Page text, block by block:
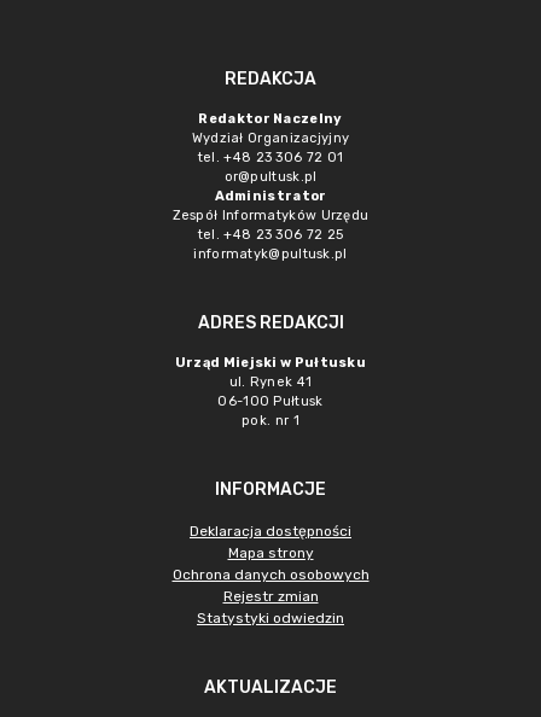
REDAKCJA
Redaktor Naczelny
Wydział Organizacjyjny
tel. +48 23 306 72 01
or@pultusk.pl
Administrator
Zespół Informatyków Urzędu
tel. +48 23 306 72 25
informatyk@pultusk.pl
ADRES REDAKCJI
Urząd Miejski w Pułtusku
ul. Rynek 41
06-100 Pułtusk
pok. nr 1
INFORMACJE
Deklaracja dostępności
Mapa strony
Ochrona danych osobowych
Rejestr zmian
Statystyki odwiedzin
AKTUALIZACJE